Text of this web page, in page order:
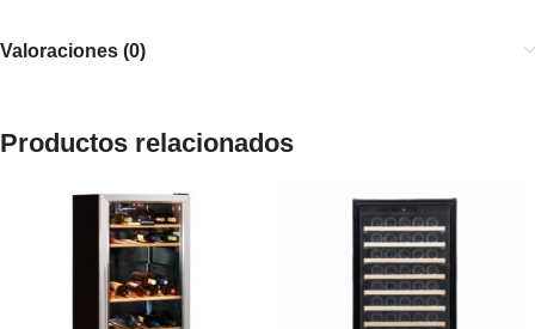
Valoraciones (0)
Productos relacionados